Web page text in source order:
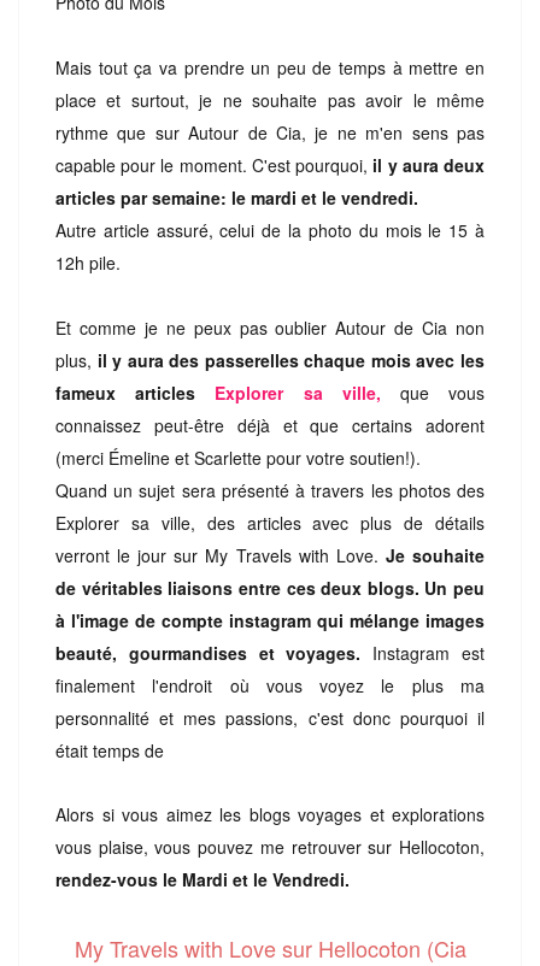
Mais tout ça va prendre un peu de temps à mettre en
place et surtout, je ne souhaite pas avoir le même
rythme que sur Autour de Cia, je ne m'en sens pas
capable pour le moment. C'est pourquoi, il y aura deux
articles par semaine: le mardi et le vendredi.
Autre article assuré, celui de la photo du mois le 15 à
12h pile.
Et comme je ne peux pas oublier Autour de Cia non
plus, il y aura des passerelles chaque mois avec les
fameux articles Explorer sa ville,
que vous
connaissez peut-être déjà et que certains adorent
(merci Émeline et Scarlette pour votre soutien!).
Quand un sujet sera présenté à travers les photos des
Explorer sa ville, des articles avec plus de détails
verront le jour sur My Travels with Love. Je souhaite
de véritables liaisons entre ces deux blogs. Un peu
à l'image de compte instagram qui mélange images
beauté, gourmandises et voyages. Instagram est
finalement l'endroit où vous voyez le plus ma
personnalité et mes passions, c'est donc pourquoi il
était temps de
Alors si vous aimez les blogs voyages et explorations
vous plaise, vous pouvez me retrouver sur Hellocoton,
rendez-vous le Mardi et le Vendredi.
My Travels with Love sur Hellocoton (Cia